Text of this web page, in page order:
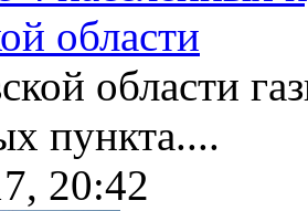
области
области
пункта....
20:42